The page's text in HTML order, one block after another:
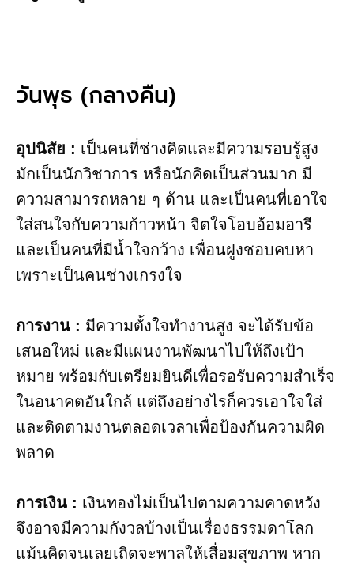
วันพุธ​ (กลางคืน)​
อุปนิสัย : เป็นคนที่ช่างคิดและมีความรอบรู้สูง
มักเป็นนักวิชาการ หรือนักคิดเป็นส่วนมาก มี
ความสามารถหลาย ๆ ด้าน และเป็นคนที่เอาใจ
ใส่สนใจกับความก้าวหน้า จิตใจโอบอ้อมอารี
และเป็นคนที่มีน้ำใจกว้าง เพื่อนฝูงชอบคบหา
เพราะเป็นคนช่างเกรงใจ
การงาน​ : มีความตั้งใจทำงานสูง จะได้รับข้อ
เสนอใหม่ และมีแผนงานพัฒนาไปให้ถึงเป้า
หมาย พร้อมกับเตรียมยินดีเพื่อรอรับความสำเร็จ
ในอนาคตอันใกล้ แต่ถึงอย่างไรก็ควรเอาใจใส่
และติดตามงานตลอดเวลาเพื่อป้องกันความผิด
พลาด
การเงิน : เงินทองไม่เป็นไปตามความคาดหวัง
จึงอาจมีความกังวลบ้างเป็นเรื่องธรรมดาโลก
แม้นคิดจนเลยเถิดจะพาลให้เสื่อมสุขภาพ หาก